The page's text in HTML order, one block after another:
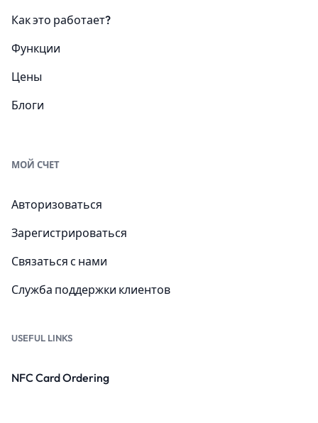
Как это работает?
Функции
Цены
Блоги
МОЙ СЧЕТ
Авторизоваться
Зарегистрироваться
Связаться с нами
Служба поддержки клиентов
USEFUL LINKS
NFC Card Ordering